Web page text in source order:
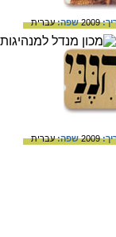
2009 שפה:עברית
2009 שפה:עברית